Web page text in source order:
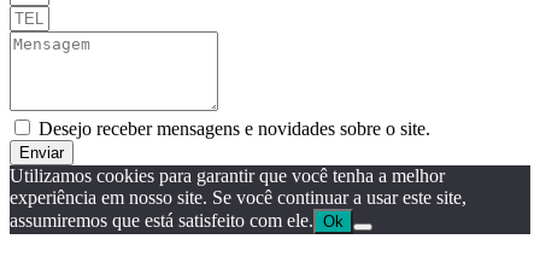
Desejo receber mensagens e novidades sobre o site.
Enviar
Utilizamos cookies para garantir que você tenha a melhor
experiência em nosso site. Se você continuar a usar este site,
assumiremos que está satisfeito com ele. Ok